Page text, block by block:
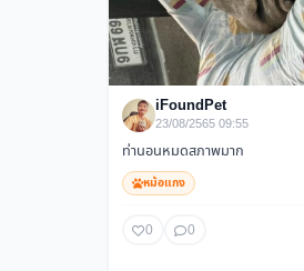
iFoundPet
23/08/2565 09:55
ท่านอนหมดสภาพมาก
หม้อแกง
0 0